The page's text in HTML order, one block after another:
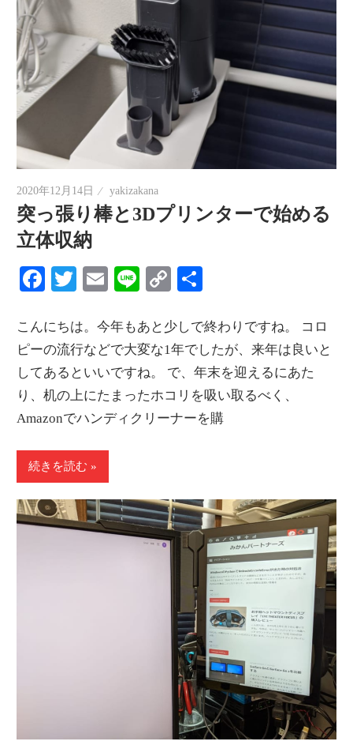
2020年12月14日 yakizakana
突っ張り棒と3Dプリンターで始める
立体収納
Facebook
Twitter
EmailLineCopy
こんにちは。今年もあと少しで終わりですね。 コロ
ピーの流行などで大変な1年でしたが、来年は良いと
してあるといいですね。 で、年末を迎えるにあた
り、机の上にたまったホコリを吸い取るべく、
Amazonでハンディクリーナーを購
続きを読む